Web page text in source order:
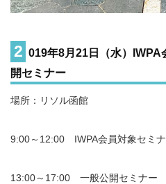
2 019年8月21日（水）
開セミナー
場所：リソル函館
9:00～12:00 IWPA会員対象セミ
13:00～17:00 一般公開セミナー